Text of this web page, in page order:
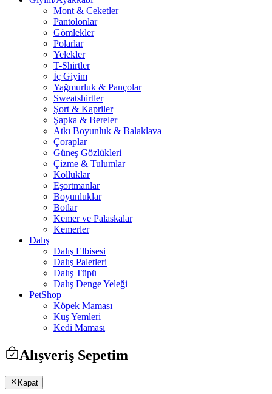
Mont & Ceketler
Pantolonlar
Gömlekler
Polarlar
Yelekler
T-Shirtler
İç Giyim
Yağmurluk & Pançolar
Sweatshirtler
Şort & Kapriler
Şapka & Bereler
Atkı Boyunluk & Balaklava
Çoraplar
Güneş Gözlükleri
Çizme & Tulumlar
Kolluklar
Eşortmanlar
Boyunluklar
Botlar
Kemer ve Palaskalar
Kemerler
Dalış
Dalış Elbisesi
Dalış Paletleri
Dalış Tüpü
Dalış Denge Yeleği
PetShop
Köpek Maması
Kuş Yemleri
Kedi Maması
Alışveriş Sepetim
Kapat